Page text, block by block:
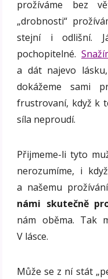
prožíváme bez
„drobnosti“
stejní i odlišní.
pochopitelné.
a dát najevo
dokážeme sami
frustrovaní, když k
síla neproudí.
Přijmeme-li tyto
nerozumíme, i
a našemu
námi skutečně
nám oběma. Tak
V lásce.
Může se z ní stát